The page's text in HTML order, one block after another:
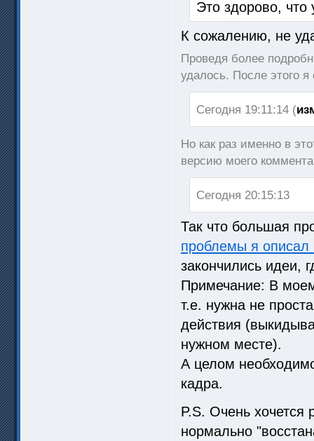
Это здорово, что
К сожалению, не
Проведя более
удалось. После этого
Сегодня 19:11:14 (
Но как раз именно в
версию моего
Сегодня 20:15:13
Так что большая
проблемы я
закончились идеи,
Примечание: В
т.е. нужна не
действия
нужном месте).
А целом
кадра.
P.S. Очень хочется
нормально